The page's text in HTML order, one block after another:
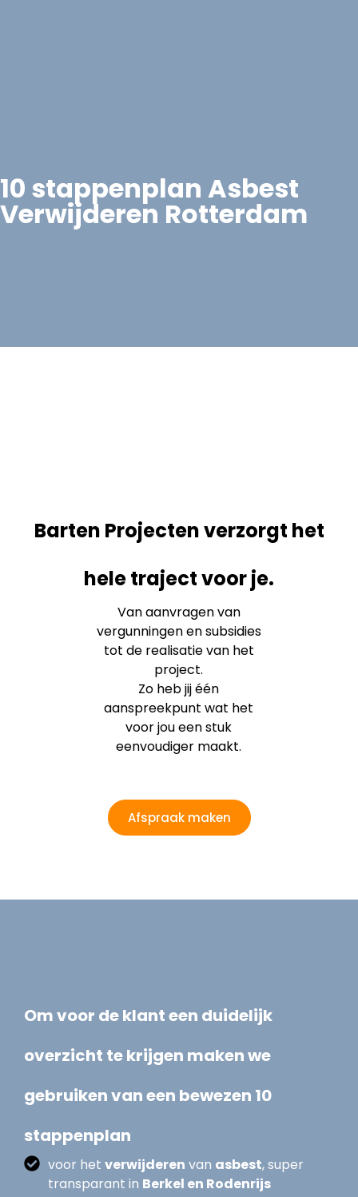
10 stappenplan Asbest
Verwijderen Rotterdam
Barten Projecten verzorgt het
hele traject voor je.
Van aanvragen van
vergunningen en subsidies
tot de realisatie van het
project.
Zo heb jij één
aanspreekpunt wat het
voor jou een stuk
eenvoudiger maakt.
Afspraak maken
Om voor de klant een duidelijk
overzicht te krijgen maken we
gebruiken van een bewezen 10
stappenplan
voor het verwijderen van asbest, super
transparant in Berkel en Rodenrijs